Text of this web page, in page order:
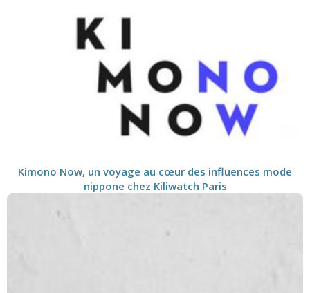
Kimono Now, un voyage au cœur des influences mode
nippone chez Kiliwatch Paris